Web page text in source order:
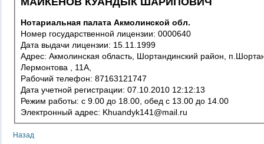
Нотариальная палата Акмолинской обл.
Номер государственной лицензии: 0000640
Дата выдачи лицензии: 15.11.1999
Адрес: Акмолинская область, Шортандинский район, п.Шортанды,
Лермонтова , 11А,
Рабочий телефон: 87163121747
Дата учетной регистрации: 07.10.2010 12:12:13
Режим работы: с 9.00 до 18.00, обед с 13.00 до 14.00
Электронный адрес: Khuandyk141@mail.ru
Назад